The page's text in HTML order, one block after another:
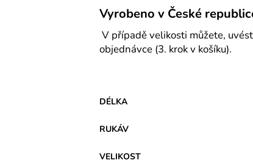
Vyrobeno v České
V případě velikosti můžete,
objednávce (3. krok v košíku).
DÉLKA
RUKÁV
VELIKOST
KABÁT - PAVLIK 24 - PÁNSKÉ
Z BAVLNY
839 Kč